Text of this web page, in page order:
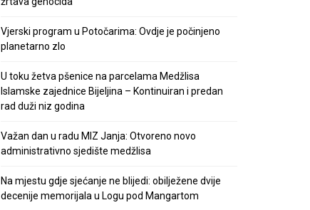
Vjerski program u Potočarima: Ovdje je počinjeno
planetarno zlo
U toku žetva pšenice na parcelama Medžlisa
Islamske zajednice Bijeljina – Kontinuiran i predan
rad duži niz godina
Važan dan u radu MIZ Janja: Otvoreno novo
administrativno sjedište medžlisa
Na mjestu gdje sjećanje ne blijedi: obilježene dvije
decenije memorijala u Logu pod Mangartom